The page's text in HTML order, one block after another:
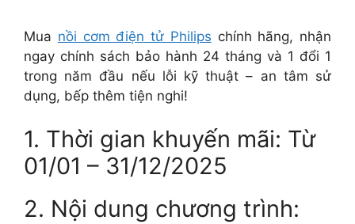
Mua nồi cơm điện tử Philips chính hãng, nhận
ngay chính sách bảo hành 24 tháng và 1 đổi 1
trong năm đầu nếu lỗi kỹ thuật – an tâm sử
dụng, bếp thêm tiện nghi!
1. Thời gian khuyến mãi: Từ
01/01 – 31/12/2025
2. Nội dung chương trình: